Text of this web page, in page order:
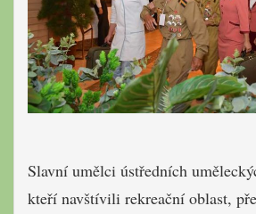
Slavní umělci ústředních
kteří navštívili rekreační oblast,